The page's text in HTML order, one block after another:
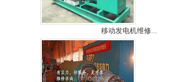
移动发电机维修...